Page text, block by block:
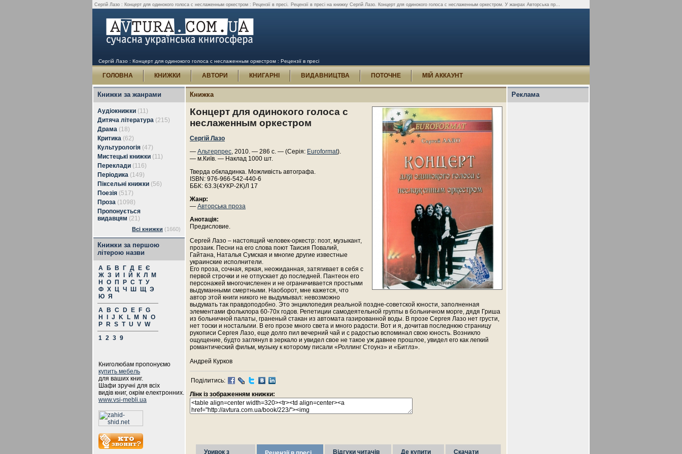
Сергій Лазо : Концерт для одинокого голоса с неслаженным оркестром : Рецензії в пресі. Рецензії в пресі на книжку Сергій Лазо. Концерт для одинокого голоса с неслаженным оркестром. У жанрах Авторська пр...
Сергій Лазо : Концерт для одинокого голоса с неслаженным оркестром : Рецензії в пресі
ГОЛОВНА КНИЖКИ АВТОРИ КНИГАРНІ ВИДАВНИЦТВА ПОТОЧНЕ МІЙ АККАУНТ
Книжки за жанрами
Аудіокнижки (11)
Дитяча література (215)
Драма (18)
Критика (62)
Культурологія (47)
Мистецькі книжки (11)
Переклади (116)
Періодика (149)
Піксельні книжки (56)
Поезія (517)
Проза (1098)
Пропонується
видавцям (21)
Всі книжки (1660)
Книжки за першою
літерою назви
А Б В Г Д Е Є
Ж З И Й К Л
М
Н
О П Р С Т У
Ф Х Ц Ч Ш Щ Э
Ю Я
A
B C D E F G
H
J K L M N
O
P
R S T U V W
1 2 3 9
Книголюбам пропонуємо
купить мебель
для ваших книг.
Шафи зручні для всіх
видів книг, окрім електронних.
www.vsi-mebli.ua
Книжка
Концерт для одинокого голоса с
неслаженным оркестром
Сергій Лазо
— Альтерпрес, 2010. — 286 с. — (Серія: Euroformat).
— м.Київ. — Наклад 1000 шт.
Тверда обкладинка. Можливість автографа.
ISBN: 976-966-542-440-6
ББК: 63.3(4УКР-2К)Л 17
Жанр:
— Авторська проза
Анотація:
Предисловие.
Сергей Лазо – настоящий человек-оркестр: поэт, музыкант,
прозаик. Песни на его слова поют Таисия Повалий,
Гайтана, Наталья Сумcкая и многие другие известные
украинские исполнители.
Его проза, сочная, яркая, неожиданная, затягивает в себя с
первой строчки и не отпускает до последней. Пантеон его
персонажей многочисленен и не ограничивается простыми
выдуманными смертными. Наоборот, мне кажется, что
автор этой книги никого не выдумывал: невозможно
выдумать так правдоподобно. Это энциклопедия реальной поздне-советской юности, заполненная
элементами фольклора 60-70х годов. Репетиции самодеятельной группы в больничном морге, дядя Гриша
из больничной палаты, граненый стакан из автомата газированной воды. В прозе Сергея Лазо нет грусти,
нет тоски и ностальгии. В его прозе много света и много радости. Вот и я, дочитав последнюю страницу
рукописи Сергея Лазо, еще долго пил вечерний чай и с радостью вспоминал свою юность. Возникло
ощущение, будто заглянул в зеркало и увидел свое не такое уж давнее прошлое, увидел его как легкий
романтический фильм, музыку к которому писали «Роллинг Стоунз» и «Битлз».
Андрей Курков
Поділитись:
Лінк із зображенням книжки:
Уривок з Відгуки читачів Де купити Скачати
Реклама